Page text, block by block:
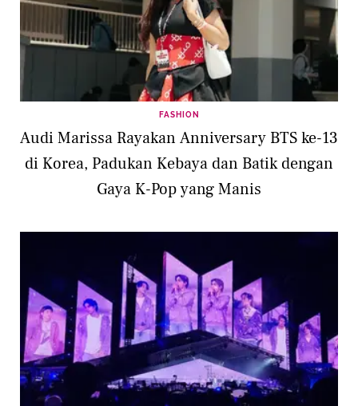
FASHION
Audi Marissa Rayakan Anniversary BTS ke-13
di Korea, Padukan Kebaya dan Batik dengan
Gaya K-Pop yang Manis